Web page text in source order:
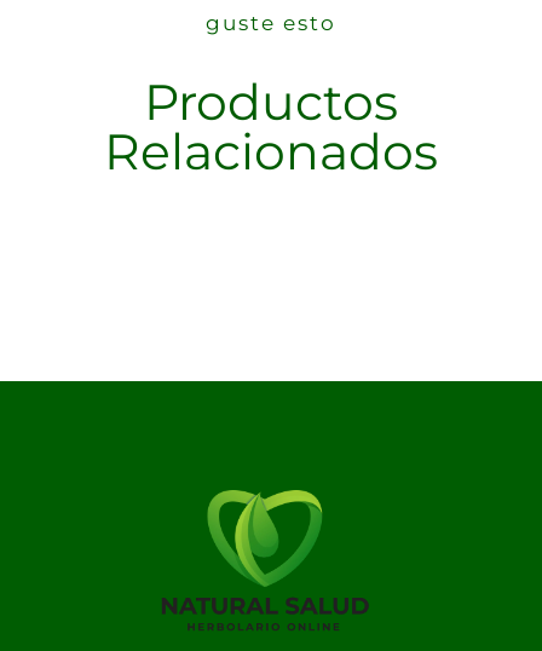
guste esto
Productos
Relacionados